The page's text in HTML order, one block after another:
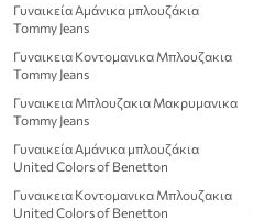
Γυναικεία Αμάνικα μπλουζάκια
Tommy Jeans
Γυναικεια Κοντομανικα Μπλουζακια
Tommy Jeans
Γυναικεια Μπλουζακια Μακρυμανικα
Tommy Jeans
Γυναικεία Αμάνικα μπλουζάκια
United Colors of Benetton
Γυναικεια Κοντομανικα Μπλουζακια
United Colors of Benetton